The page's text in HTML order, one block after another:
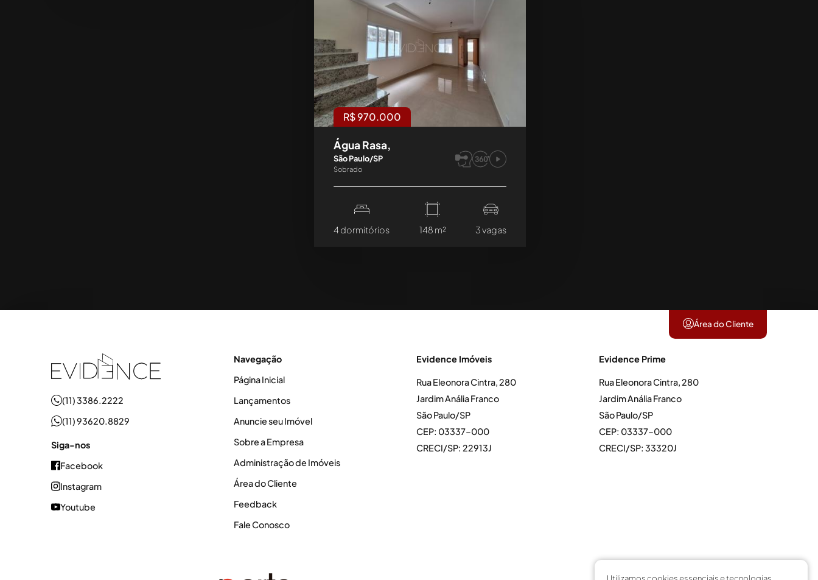
R$ 970.000
Água Rasa,
São Paulo/SP
Sobrado
4 dormitórios 148 m² 3 vagas
Área do Cliente
(11) 3386.2222
(11) 93620.8829
Siga-nos
Facebook
Instagram
Youtube
Navegação
Página Inicial
Lançamentos
Anuncie seu Imóvel
Sobre a Empresa
Administração de Imóveis
Área do Cliente
Feedback
Fale Conosco
Evidence Imóveis
Rua Eleonora Cintra, 280
Jardim Anália Franco
São Paulo/SP
CEP: 03337-000
CRECI/SP: 22913J
Evidence Prime
Rua Eleonora Cintra, 280
Jardim Anália Franco
São Paulo/SP
CEP: 03337-000
CRECI/SP: 33320J